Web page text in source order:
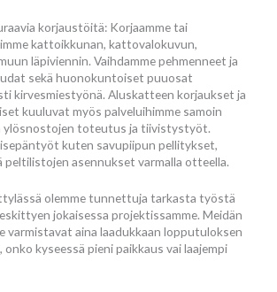
korjaustöitä: Korjaamme tai
kattoikkunan, kattovalokuvun,
läpiviennin. Vaihdamme pehmenneet ja
sekä huonokuntoiset puuosat
kirvesmiestyönä. Aluskatteen korjaukset ja
kuuluvat myös palveluihimme samoin
ylösnostojen toteutus ja tiivistystyöt.
kuten savupiipun pellitykset,
asennukset varmalla otteella.
olemme tunnettuja tarkasta työstä
jokaisessa projektissamme. Meidän
varmistavat aina laadukkaan lopputuloksen
kyseessä pieni paikkaus vai laajempi